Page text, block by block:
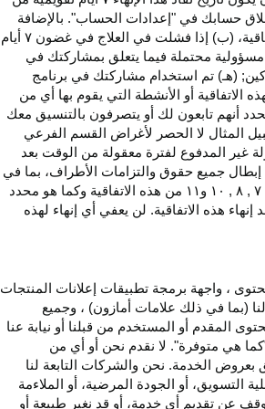
حسابك في "إعدادات الحساب". بالإضافة
(ب) إذا فشلت في العلاج في غضون ۷ أيام
مسؤولية محتملة فيما يتعلق بمشاركتك في
(هـ) تم استخدام مشاركتك في برنامج
الاتفاقية أو الأنشطة التي يقوم بها أي من
أنهم تابعون لك أو يتصرفون بالتنسيق معك
المثال لا الحصر لأغراض القسم الفرعي
العمولة غير المدفوع لفترة معقولة من الوقت بعد
جميع حقوق والتزامات
الأطراف، بما في
۷ ,
۸ , ۱۰ و۱۱ من هذه الاتفاقية وكما هو محدد
هذه الاتفاقية. لن يعفي أي إنهاء لهذه
، واجهة برمجة تطبيقات إعلانات المنتجات
لنا (بما في ذلك علامات أمازون) ، وجميع
المقدم أو المستخدم من قبلنا أو نيابة عنا
هي متوفرة". لا نقدم نحن أو أي من
بعروض الخدمة. نحن والشركات التابعة لنا
أو الجودة المرضية، أو الملاءمة
عن تقديم أي خدمة، أو قد نغير طبيعة أو